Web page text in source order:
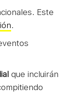
Este
.
que incluirán